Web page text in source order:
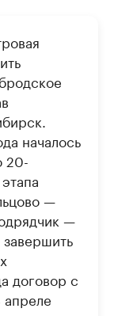
началось
20-
—
—
договор с